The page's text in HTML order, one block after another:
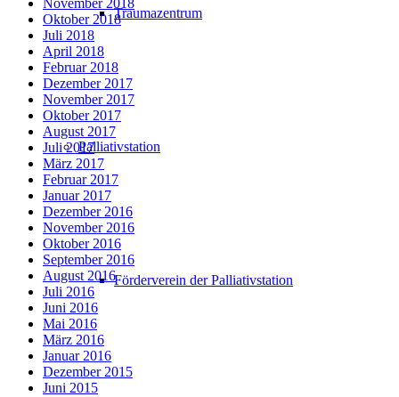
Traumazentrum
Palliativstation
Förderverein der Palliativstation
November 2018
Oktober 2018
Juli 2018
April 2018
Februar 2018
Dezember 2017
November 2017
Oktober 2017
August 2017
Juli 2017
März 2017
Februar 2017
Januar 2017
Dezember 2016
November 2016
Oktober 2016
September 2016
August 2016
Juli 2016
Juni 2016
Mai 2016
März 2016
Januar 2016
Dezember 2015
Juni 2015